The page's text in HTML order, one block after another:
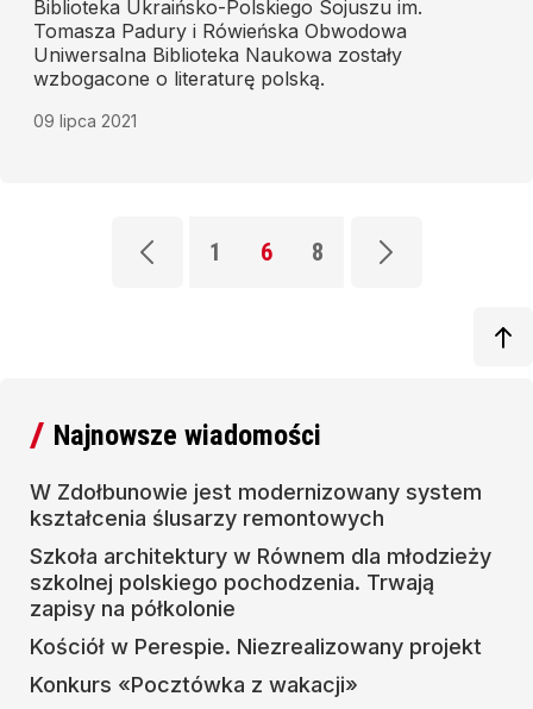
Biblioteka Ukraińsko-Polskiego Sojuszu im.
Tomasza Padury i Rówieńska Obwodowa
Uniwersalna Biblioteka Naukowa zostały
wzbogacone o literaturę polską.
09 lipca 2021
1 6 8
Najnowsze wiadomości
W Zdołbunowie jest modernizowany system
kształcenia ślusarzy remontowych
Szkoła architektury w Równem dla młodzieży
szkolnej polskiego pochodzenia. Trwają
zapisy na półkolonie
Kościół w Perespie. Niezrealizowany projekt
Konkurs «Pocztówka z wakacji»